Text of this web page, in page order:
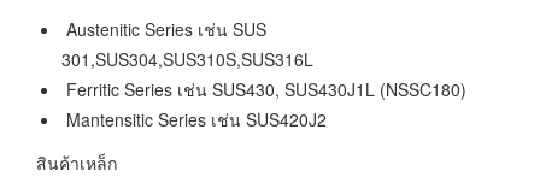
Austenitic Series เช่น SUS
301,SUS304,SUS310S,SUS316L
Ferritic Series เช่น SUS430, SUS430J1L (NSSC180)
Mantensitic Series เช่น SUS420J2
สินค้าเหล็ก